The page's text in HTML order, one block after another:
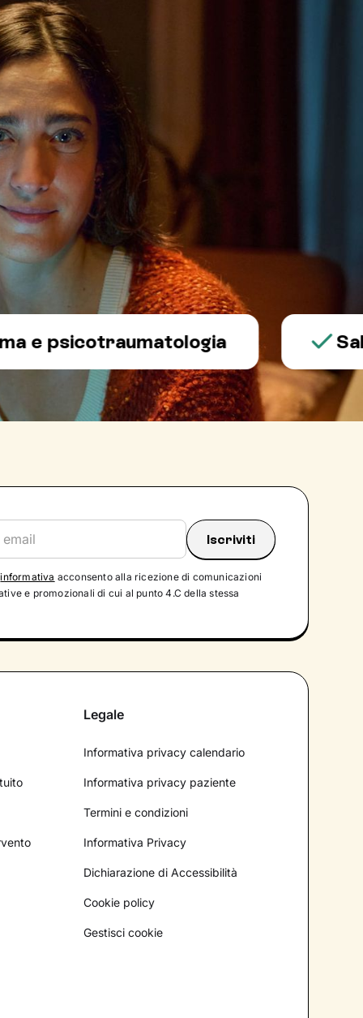
psicotraumatologia Salute
informativa acconsento alla ricezione di comunicazioni
e promozionali di cui al punto 4.C della stessa
Legale
Informativa privacy calendario
Informativa privacy paziente
Termini e condizioni
Informativa Privacy
Dichiarazione di Accessibilità
Cookie policy
Gestisci cookie